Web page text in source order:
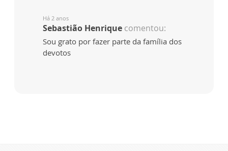
Há 2 anos
Sebastião Henrique comentou:
Sou grato por fazer parte da família dos
devotos